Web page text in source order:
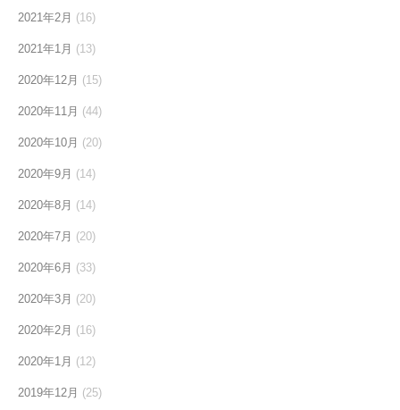
2021年2月 (16)
2021年1月 (13)
2020年12月 (15)
2020年11月 (44)
2020年10月 (20)
2020年9月 (14)
2020年8月 (14)
2020年7月 (20)
2020年6月 (33)
2020年3月 (20)
2020年2月 (16)
2020年1月 (12)
2019年12月 (25)